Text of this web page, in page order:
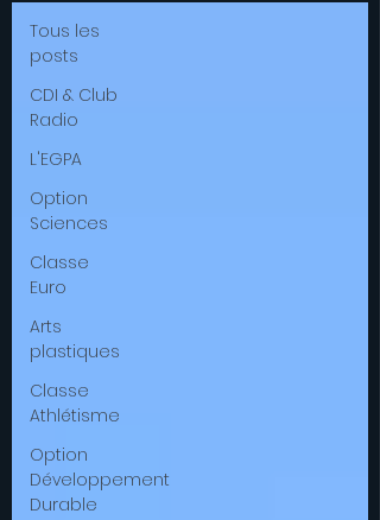
Tous les
posts
CDI & Club
Radio
L'EGPA
Option
Sciences
Classe
Euro
Arts
plastiques
Classe
Athlétisme
Option
Développement
Durable